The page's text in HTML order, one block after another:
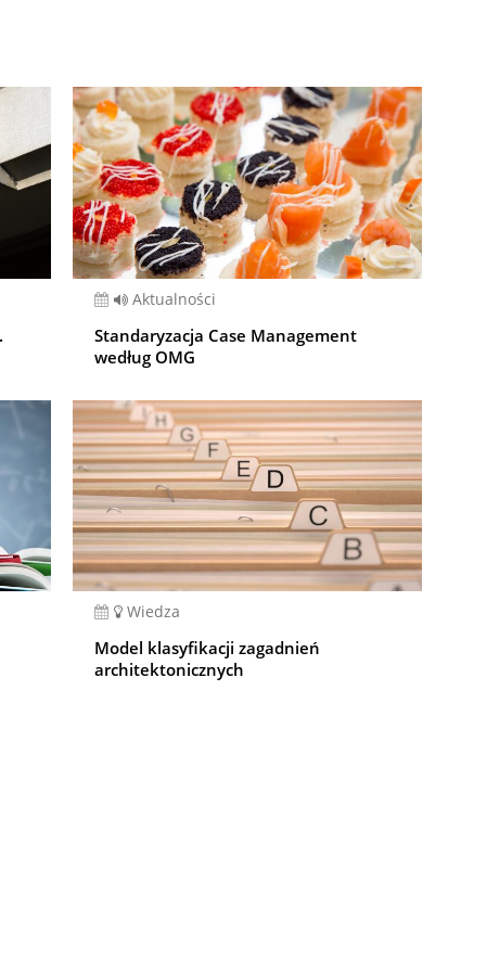
Aktualności
Standaryzacja Case Management
według OMG
Wiedza
Model klasyfikacji zagadnień
architektonicznych